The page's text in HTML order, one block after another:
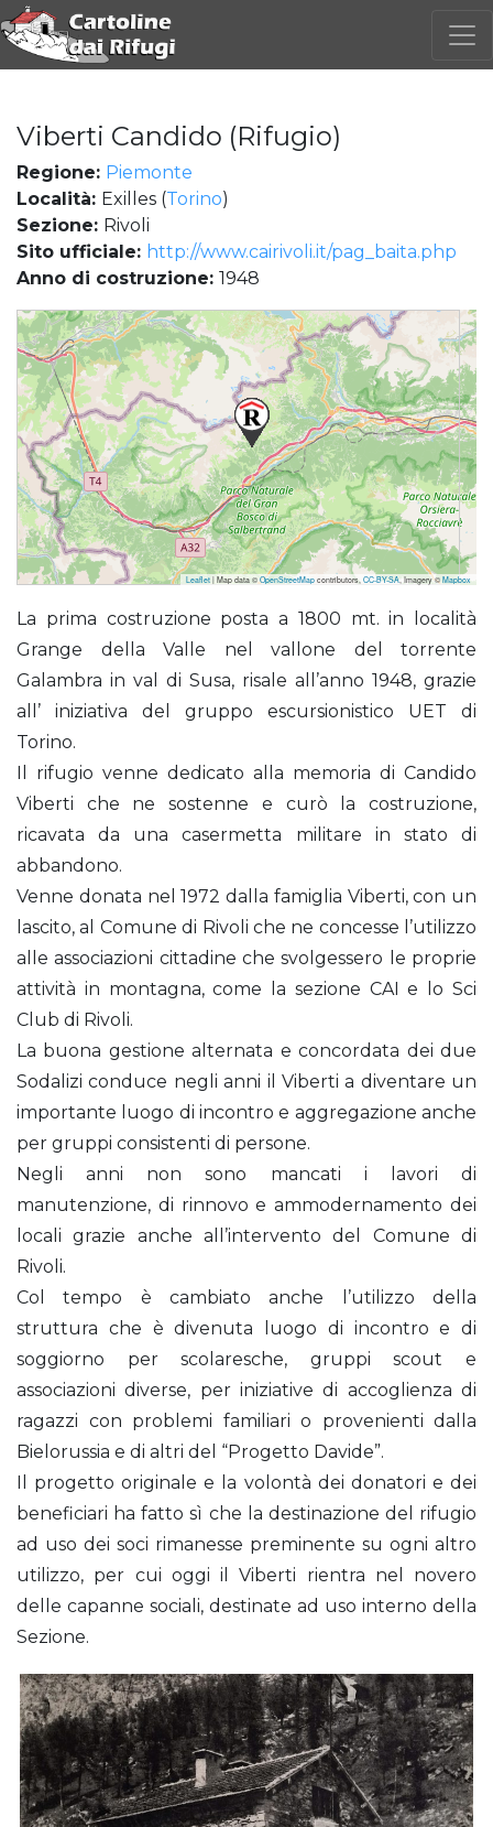
Viberti Candido (Rifugio)
Regione: Piemonte
Località: Exilles (Torino)
Sezione: Rivoli
Sito ufficiale: http://www.cairivoli.it/pag_baita.php
Anno di costruzione: 1948
Leaflet | Map data ©OpenStreetMap contributors, CC-BY-SA, Imagery © Mapbox
La prima costruzione posta a 1800 mt. in località
Grange della Valle nel vallone del torrente
Galambra in val di Susa, risale all’anno 1948, grazie
all’ iniziativa del gruppo escursionistico UET di
Torino.
Il rifugio venne dedicato alla memoria di Candido
Viberti che ne sostenne e curò la costruzione,
ricavata da una casermetta militare in stato di
abbandono.
Venne donata nel 1972 dalla famiglia Viberti, con un
lascito, al Comune di Rivoli che ne concesse l’utilizzo
alle associazioni cittadine che svolgessero le proprie
attività in montagna, come la sezione CAI e lo Sci
Club di Rivoli.
La buona gestione alternata e concordata dei due
Sodalizi conduce negli anni il Viberti a diventare un
importante luogo di incontro e aggregazione anche
per gruppi consistenti di persone.
Negli anni non sono mancati i lavori di
manutenzione, di rinnovo e ammodernamento dei
locali grazie anche all’intervento del Comune di
Rivoli.
Col tempo è cambiato anche l’utilizzo della
struttura che è divenuta luogo di incontro e di
soggiorno per scolaresche, gruppi scout e
associazioni diverse, per iniziative di accoglienza di
ragazzi con problemi familiari o provenienti dalla
Bielorussia e di altri del “Progetto Davide”.
Il progetto originale e la volontà dei donatori e dei
beneficiari ha fatto sì che la destinazione del rifugio
ad uso dei soci rimanesse preminente su ogni altro
utilizzo, per cui oggi il Viberti rientra nel novero
delle capanne sociali, destinate ad uso interno della
Sezione.